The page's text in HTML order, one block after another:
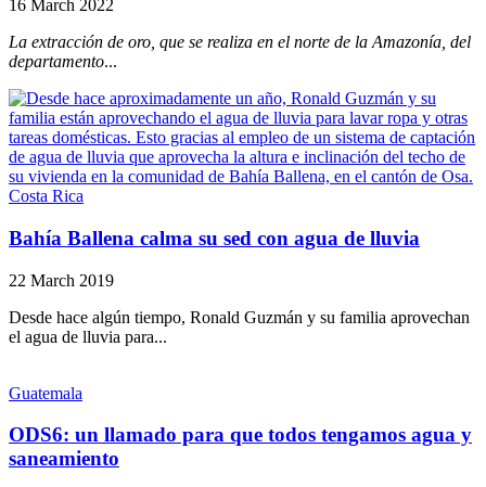
16 March 2022
La extracción de oro, que se realiza en el norte de la Amazonía, del
departamento...
Costa Rica
Bahía Ballena calma su sed con agua de lluvia
22 March 2019
Desde hace algún tiempo, Ronald Guzmán y su familia aprovechan
el agua de lluvia para...
Guatemala
ODS6: un llamado para que todos tengamos agua y
saneamiento